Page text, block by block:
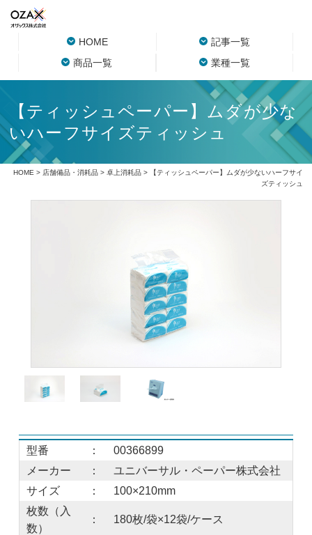
HOME
記事一覧
商品一覧
業種一覧
【ティッシュペーパー】ムダが少な
いハーフサイズティッシュ
HOME > 店舗備品・消耗品> 卓上消耗品> 【ティッシュペーパー】ムダが少ないハーフサイ
ズティッシュ
型番 ：
00366899
メーカー
：
ユニバーサル・ペーパー株式会社
サイズ
：
100×210mm
枚数（入
数）
： 180枚/袋×12袋/ケース